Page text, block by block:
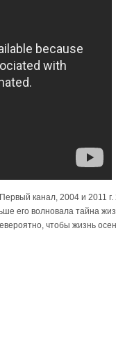
канал, 2004 и 2011
его волновала тайна
чтобы жизнь